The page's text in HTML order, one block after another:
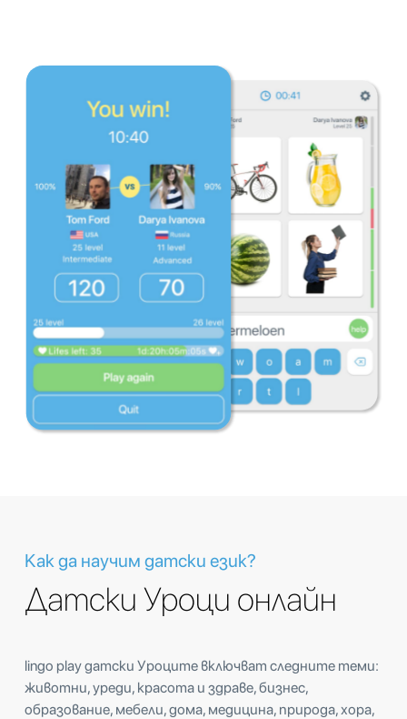
Как да научим датски език?
Датски Уроци онлайн
lingo play датски Уроците включват следните теми:
животни, уреди, красота и здраве, бизнес,
образование, мебели, дома, медицина, природа, хора,